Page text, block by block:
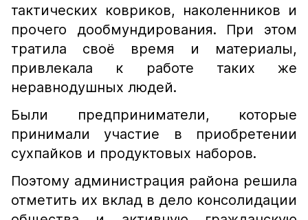
тактических ковриков, наколенников и
прочего дообмундирования. При этом
тратила своё время и материалы,
привлекала к работе таких же
неравнодушных людей.
Были предприниматели, которые
принимали участие в приобретении
сухпайков и продуктовых наборов.
Поэтому администрация района решила
отметить их вклад в дело консолидации